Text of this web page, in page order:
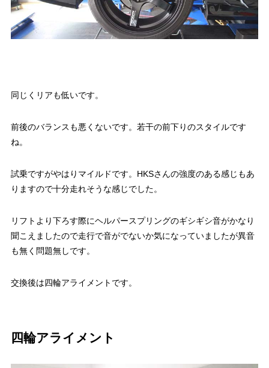
同じくリアも低いです。
前後のバランスも悪くないです。若干の前下りのスタイルです
ね。
試乗ですがやはりマイルドです。HKSさんの強度のある感じもあ
りますので十分走れそうな感じでした。
リフトより下ろす際にヘルパースプリングのギシギシ音がかなり
聞こえましたので走行で音がでないか気になっていましたが異音
も無く問題無しです。
交換後は四輪アライメントです。
四輪アライメント